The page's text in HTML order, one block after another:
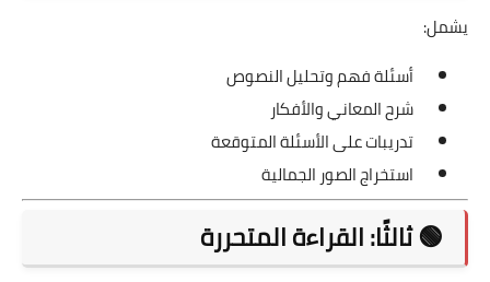
يشمل:
أسئلة فهم وتحليل النصوص
شرح المعاني والأفكار
تدريبات على الأسئلة المتوقعة
استخراج الصور الجمالية
🟢 ثالثًا: القراءة المتحررة